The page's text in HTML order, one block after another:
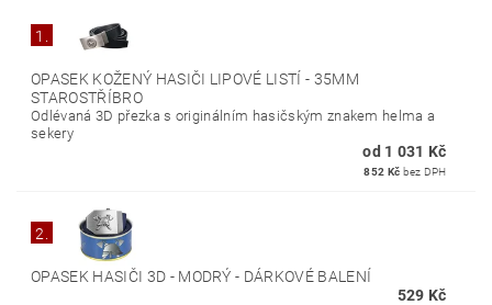
1.
OPASEK KOŽENÝ HASIČI LIPOVÉ LISTÍ - 35MM
STAROSTŘÍBRO
Odlévaná 3D přezka s originálním hasičským znakem helma a
sekery
od 1 031 Kč
852 Kč bez DPH
2.
OPASEK HASIČI 3D - MODRÝ - DÁRKOVÉ BALENÍ
529 Kč